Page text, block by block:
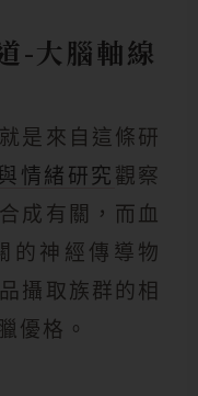
-大腦軸線
是來自這條研
情緒研究 觀察
成有關，而血
的神經傳導物
攝取族群的相
優格。